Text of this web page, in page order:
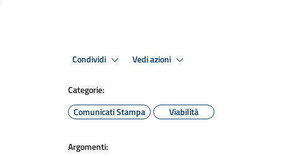
Condividi Vedi azioni
Categorie:
Comunicati Stampa
Viabilità
Argomenti: